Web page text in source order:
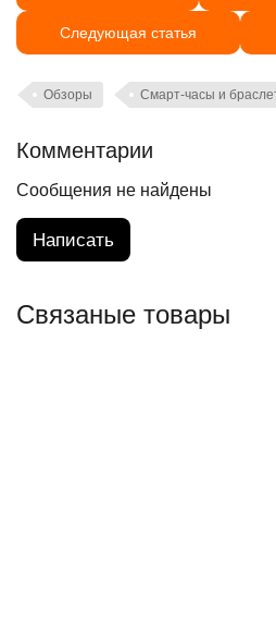
Следующая статья
Обзоры Смарт-часы и
Комментарии
Сообщения не найдены
Написать
Связаные товары